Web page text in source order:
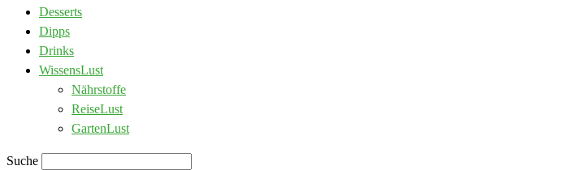
Desserts
Dipps
Drinks
WissensLust
Nährstoffe
ReiseLust
GartenLust
Suche